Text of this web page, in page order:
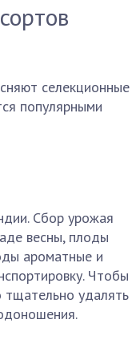
селекционные
популярными
Сбор урожая
весны, плоды
ароматные и
Чтобы
тщательно удалять